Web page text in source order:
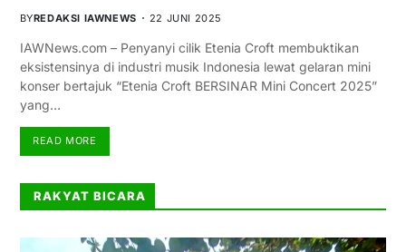
BYREDAKSI IAWNEWS 22 JUNI 2025
IAWNews.com – Penyanyi cilik Etenia Croft membuktikan
eksistensinya di industri musik Indonesia lewat gelaran mini
konser bertajuk “Etenia Croft BERSINAR Mini Concert 2025”
yang…
READ MORE
RAKYAT BICARA